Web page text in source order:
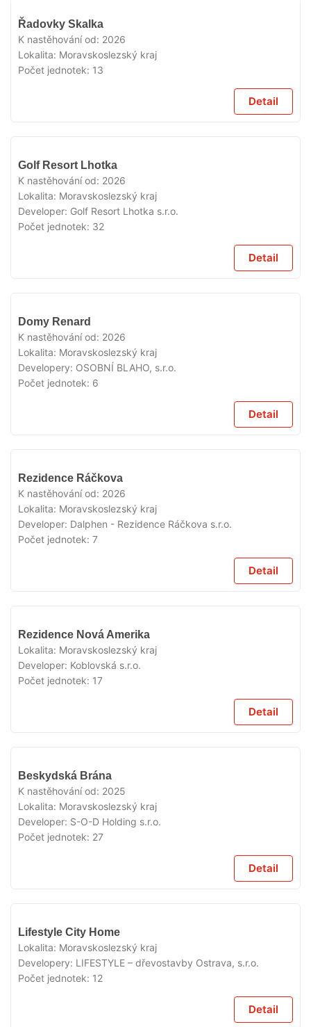
Řadovky Skalka
K nastěhování od: 2026
Lokalita: Moravskoslezský kraj
Počet jednotek: 13
Detail
Golf Resort Lhotka
K nastěhování od: 2026
Lokalita: Moravskoslezský kraj
Developer: Golf Resort Lhotka s.r.o.
Počet jednotek: 32
Detail
Domy Renard
K nastěhování od: 2026
Lokalita: Moravskoslezský kraj
Developery: OSOBNÍ BLAHO, s.r.o.
Počet jednotek: 6
Detail
Rezidence Ráčkova
K nastěhování od: 2026
Lokalita: Moravskoslezský kraj
Developer: Dalphen - Rezidence Ráčkova s.r.o.
Počet jednotek: 7
Detail
Rezidence Nová Amerika
Lokalita: Moravskoslezský kraj
Developer: Koblovská s.r.o.
Počet jednotek: 17
Detail
Beskydská Brána
K nastěhování od: 2025
Lokalita: Moravskoslezský kraj
Developer: S-O-D Holding s.r.o.
Počet jednotek: 27
Detail
Lifestyle City Home
Lokalita: Moravskoslezský kraj
Developery: LIFESTYLE – dřevostavby Ostrava, s.r.o.
Počet jednotek: 12
Detail